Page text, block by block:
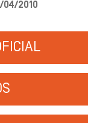
04/2010